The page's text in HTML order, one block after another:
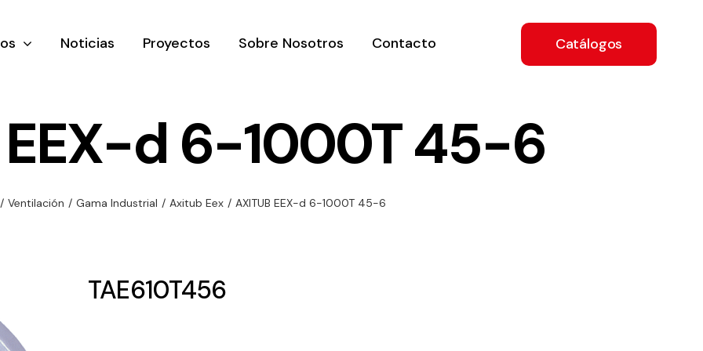
y
de
y
Ventilación
ventilación
Iluminación
Noticias Proyectos Sobre Nosotros Contacto Catálogos
EEX-d 6-1000T 45-6
/ Ventilación / Gama Industrial / Axitub Eex / AXITUB EEX-d 6-1000T 45-6
TAE610T456